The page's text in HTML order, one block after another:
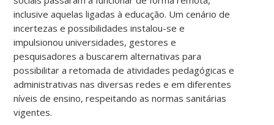
inclusive aquelas ligadas à educação. Um cenário de
incertezas e possibilidades instalou-se e
impulsionou universidades, gestores e
pesquisadores a buscarem alternativas para
possibilitar a retomada de atividades pedagógicas e
administrativas nas diversas redes e em diferentes
níveis de ensino, respeitando as normas sanitárias
vigentes.